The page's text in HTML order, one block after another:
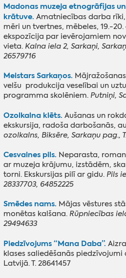
Madonas muzeja etnogrāfijas
krātuve. Amatniecības darba
mēri un tvertnes, mēbeles, 19.-
ekspozīcija par ievērojamiem
vieta. Kalna iela 2, Sarkaņi,
26579716
Meistars Sarkaņos.
velšu produkcija veselībai un
programma skolēniem. Putniņi,
Ozolkalna klēts. Aušanas un
ekskursija, radoša darbošanās,
ozolkalns, Biksēre, Sarkaņu pag.,
Cesvaines pils. Neparasta,
ar muzeja krājumu, izstādēm,
torni. Ekskursijas pilī ar gidu. Pils
28337703, 64852225
Smēdes nams. Mājas vēstures
monētas kalšana. Rūpniecības
29494633
Piedzīvojums “Mana Daba”.
klases saliedēšanās
Latvijā. T. 28641457